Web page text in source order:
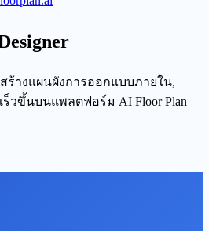
สร้างแผนผังการออกแบบภายใน,
วขึ้นบนแพลตฟอร์ม AI Floor Plan